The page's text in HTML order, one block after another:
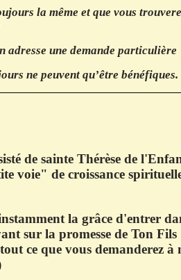
la même et que vous
adresse une demande particulière
ne peuvent qu’être bénéfiques.
de sainte Thérèse de
voie" de croissance
la grâce d'entrer
sur la promesse de Ton Fils
ce que vous demanderez à